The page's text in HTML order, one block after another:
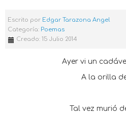
Escrito por Edgar Tarazona Angel
Categoría: Poemas
Creado: 15 Julio 2014
Ayer vi un
A la orilla
Tal vez murió